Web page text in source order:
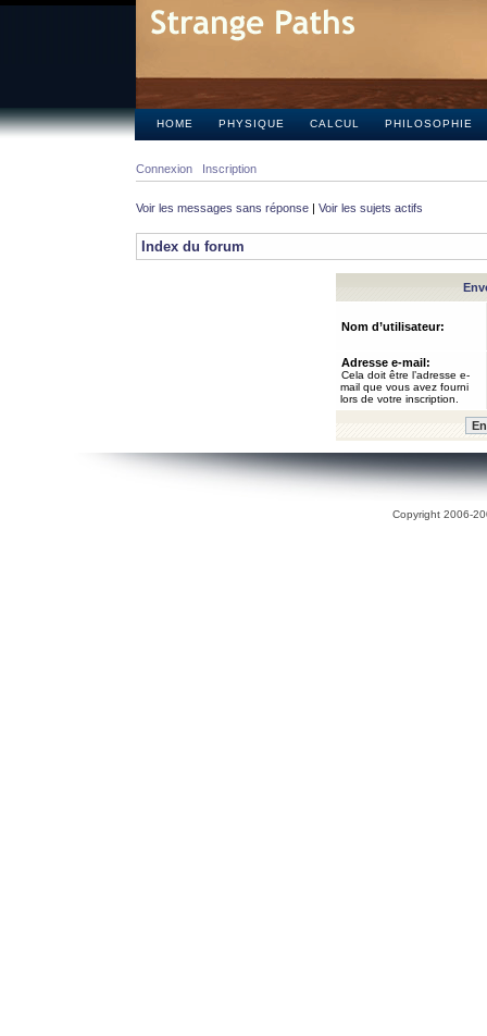
HOME PHYSIQUE CALCUL PHILOSOPHIE
Connexion Inscription
Voir les messages sans réponse | Voir les sujets actifs
Index du forum
Nom d’utilisateur:
Adresse e-mail:
Cela doit être l’adresse e-
mail que vous avez fourni
lors de votre inscription.
Copyright 2006-